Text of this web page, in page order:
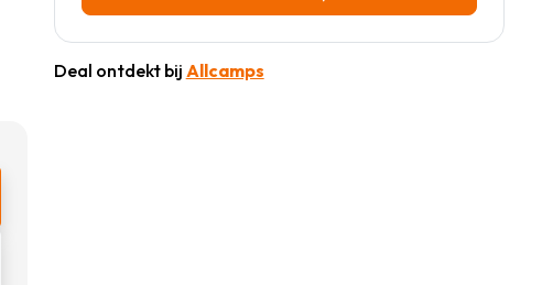
Deal ontdekt bij Allcamps